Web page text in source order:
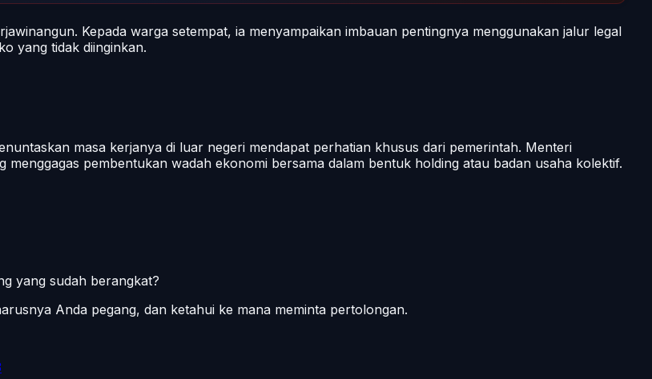
Kepada warga setempat, ia menyampaikan imbauan pentingnya menggunakan jalur legal
yang tidak diinginkan.
masa kerjanya di luar negeri mendapat perhatian khusus dari pemerintah. Menteri
pembentukan wadah ekonomi bersama dalam bentuk holding atau badan usaha kolektif.
yang sudah berangkat?
Anda pegang, dan ketahui ke mana meminta pertolongan.